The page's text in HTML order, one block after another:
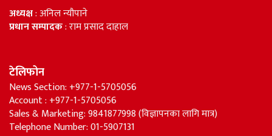
अध्यक्ष: अनिल न्यौपाने
प्रधान सम्पादक: राम प्रसाद दाहाल
टेलिफोन
News Section: +977-1-5705056
Account : +977-1-5705056
Sales & Marketing: 9841877998 (विज्ञापनका लागि मात्र)
Telephone Number: 01-5907131